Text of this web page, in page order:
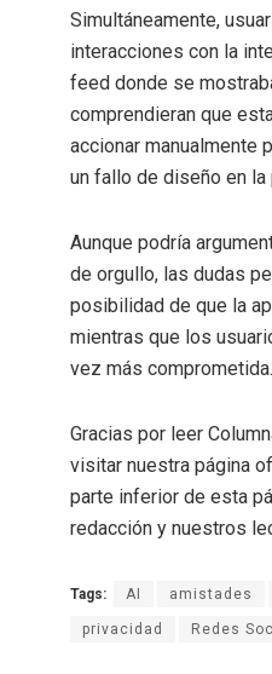
Simultáneamente,
interacciones con la
feed donde se
comprendieran que
accionar manualmente
un fallo de diseño en la
Aunque podría
de orgullo, las dudas
posibilidad de que la
mientras que los
vez más comprometida.
Gracias por leer
visitar nuestra página
parte inferior de esta
redacción y nuestros
Tags: AI amistades
privacidad Redes